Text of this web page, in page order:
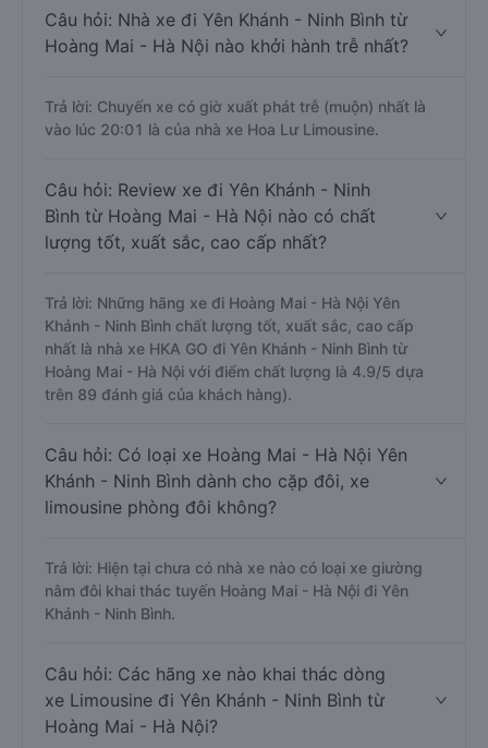
Câu hỏi: Nhà xe đi Yên Khánh - Ninh Bình từ
Hoàng Mai - Hà Nội nào khởi hành trễ nhất?
Trả lời: Chuyến xe có giờ xuất phát trễ (muộn) nhất là
vào lúc 20:01 là của nhà xe Hoa Lư Limousine.
Câu hỏi: Review xe đi Yên Khánh - Ninh
Bình từ Hoàng Mai - Hà Nội nào có chất
lượng tốt, xuất sắc, cao cấp nhất?
Trả lời: Những hãng xe đi Hoàng Mai - Hà Nội Yên
Khánh - Ninh Bình chất lượng tốt, xuất sắc, cao cấp
nhất là nhà xe HKA GO đi Yên Khánh - Ninh Bình từ
Hoàng Mai - Hà Nội với điểm chất lượng là 4.9/5 dựa
trên 89 đánh giá của khách hàng).
Câu hỏi: Có loại xe Hoàng Mai - Hà Nội Yên
Khánh - Ninh Bình dành cho cặp đôi, xe
limousine phòng đôi không?
Trả lời: Hiện tại chưa có nhà xe nào có loại xe giường
nằm đôi khai thác tuyến Hoàng Mai - Hà Nội đi Yên
Khánh - Ninh Bình.
Câu hỏi: Các hãng xe nào khai thác dòng
xe Limousine đi Yên Khánh - Ninh Bình từ
Hoàng Mai - Hà Nội?